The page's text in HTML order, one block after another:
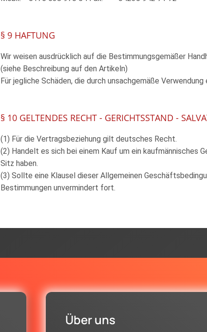
§ 9 HAFTUNG
Wir weisen ausdrücklich auf die Bestimmungsgemäßer
(siehe Beschreibung auf den Artikeln)
Für jegliche Schäden, die durch unsachgemäße
§ 10 GELTENDES RECHT - GERICHTSSTAND -
(1) Für die Vertragsbeziehung gilt deutsches Recht.
(2) Handelt es sich bei einem Kauf um ein kaufmännisches
Sitz haben.
(3) Sollte eine Klausel dieser Allgemeinen
Bestimmungen unvermindert fort.
Über uns